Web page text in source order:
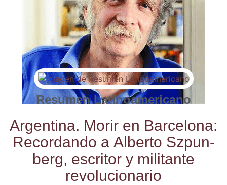
Resumen Latinoamericano
Argen­ti­na. Morir en Bar­ce­lo­na:
Recor­dan­do a Alber­to Szpun­
berg, escri­tor y mili­tan­te
revolucionario